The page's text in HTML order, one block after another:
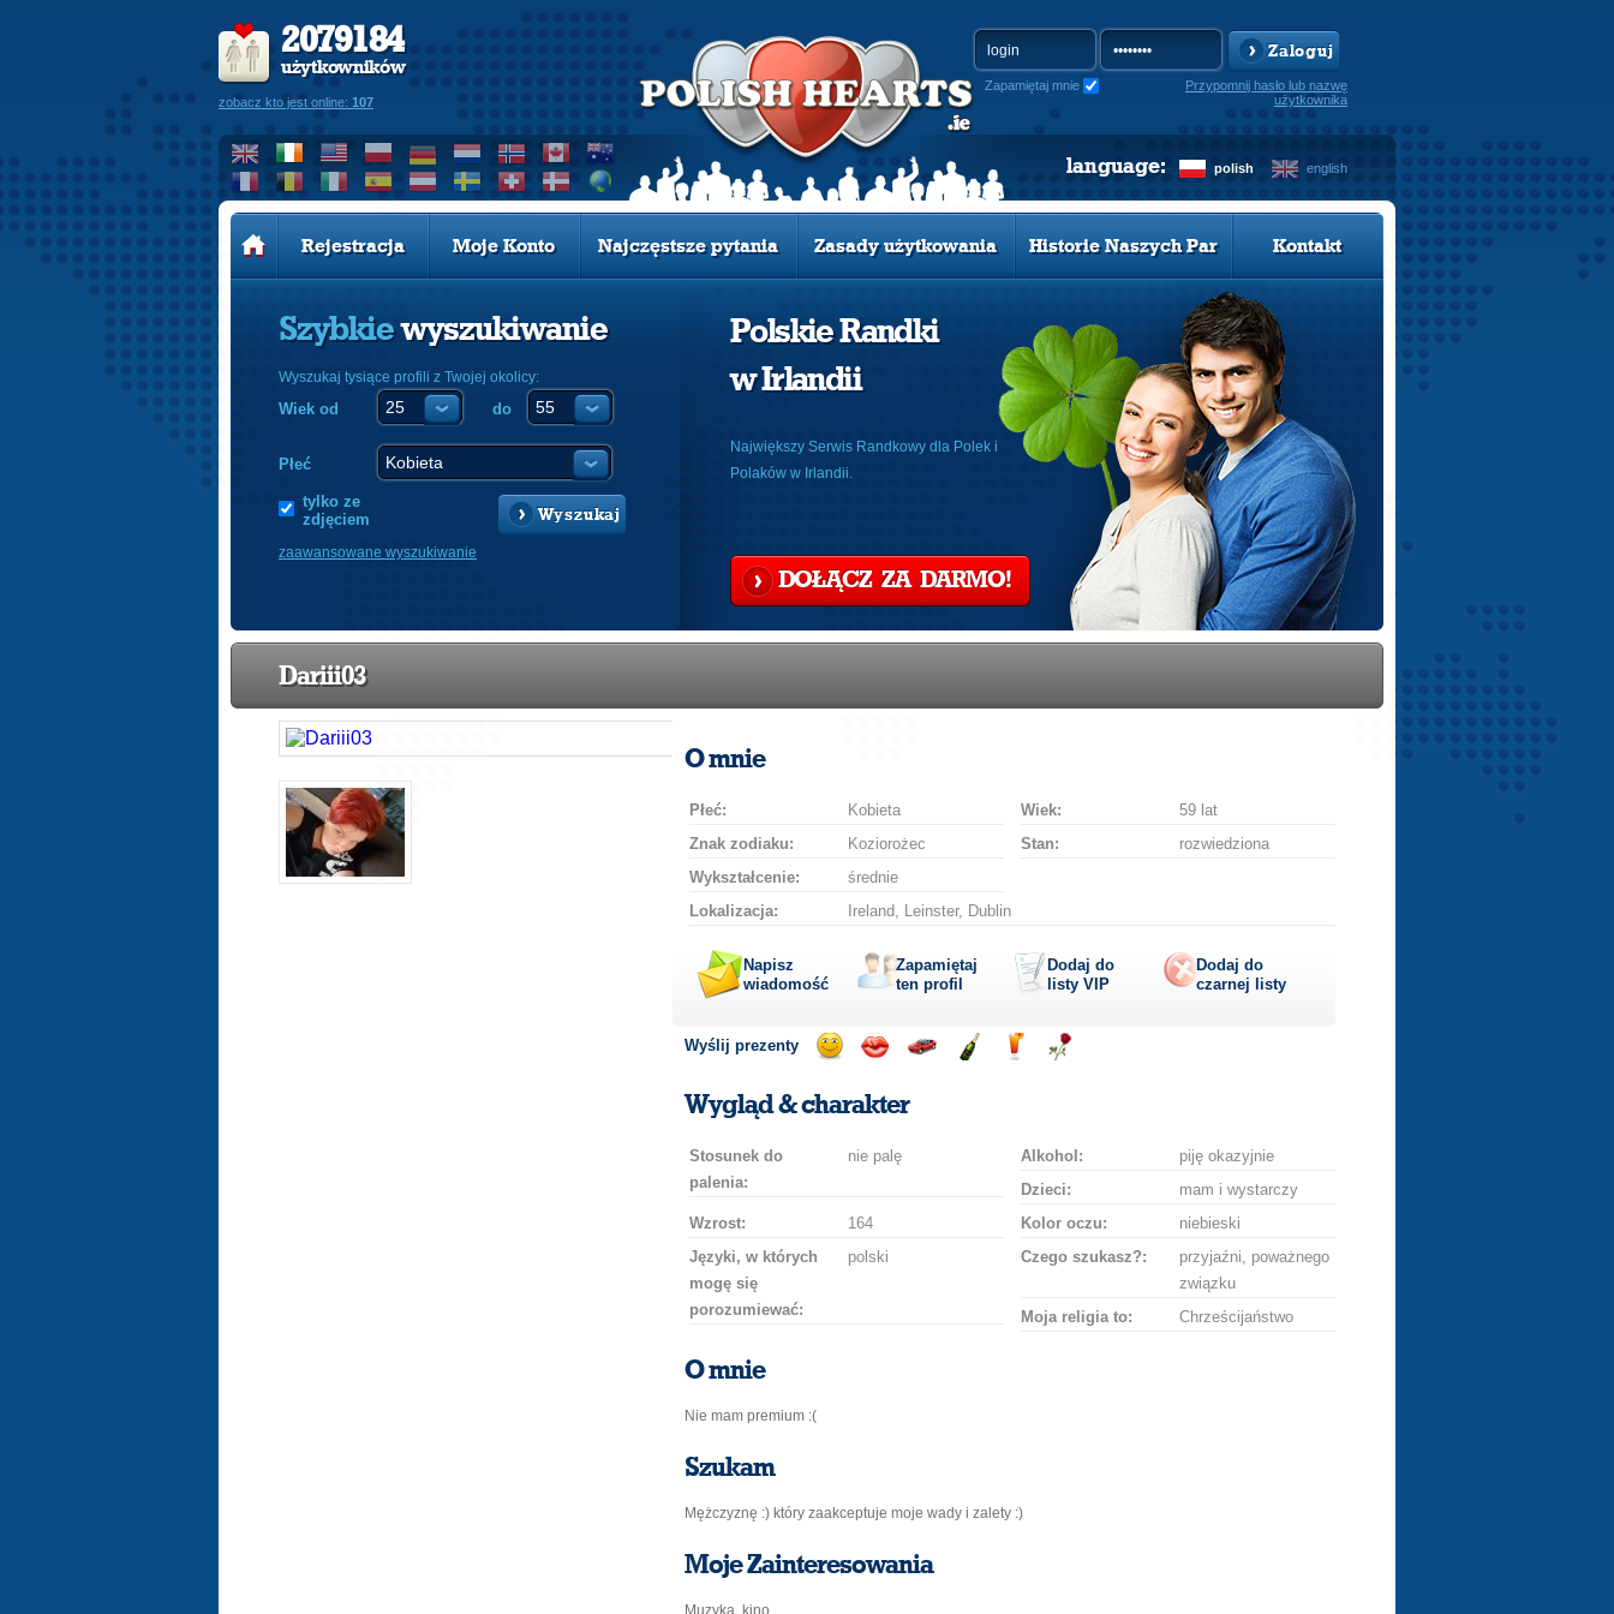
2079184
użytkowników
zobacz kto jest online: 107
Zaloguj
Zapamiętaj mnie
Przypomnij hasło lub nazwę
użytkownika
polish english
language:
Rejestracja Moje Konto Najczęstsze pytania Zasady użytkowania Historie Naszych Par Kontakt
Szybkiewyszukiwanie
Wyszukaj tysiące profili z Twojej okolicy:
Wiek od do
Płeć
tylko ze
zdjęciem
Wyszukaj
zaawansowane wyszukiwanie
Polskie Randki
w Irlandii
Największy Serwis Randkowy dla Polek i
Polaków w Irlandii.
DOŁĄCZ ZA DARMO!
Dariii03
O mnie
Płeć: Kobieta Wiek:
59 lat
Znak zodiaku:
Koziorożec Stan:
rozwiedziona
Wykształcenie:
średnie
Lokalizacja:
Ireland, Leinster, Dublin
Napisz
wiadomość
Zapamiętaj
ten profil
Dodaj do
listy VIP
Dodaj do
czarnej listy
Wyślij prezenty
uśmiechbuziaka
Wygląd & charakter
Stosunek do
palenia:
nie palę Alkohol:
piję okazyjnie
Dzieci:
mam i wystarczy
Wzrost:
164 Kolor oczu:
niebieski
Języki, w których
mogę się
porozumiewać:
polski Czego szukasz?:
przyjaźni, poważnego
związku
Moja religia to:
Chrześcijaństwo
O mnie
Nie mam premium :(
Szukam
Mężczyznę :) który zaakceptuje moje wady i zalety :)
Moje Zainteresowania
Muzyka, kino........